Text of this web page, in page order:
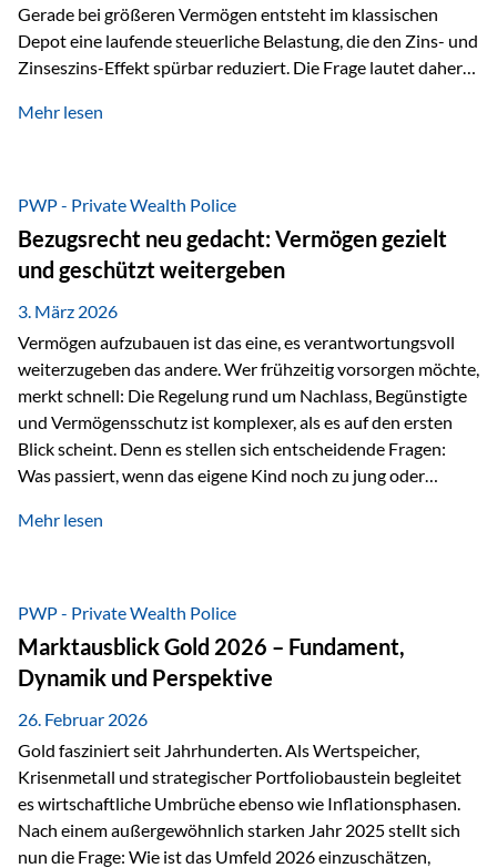
Gerade bei größeren Vermögen entsteht im klassischen
Depot eine laufende steuerliche Belastung, die den Zins- und
Zinseszins-Effekt spürbar reduziert. Die Frage lautet daher:
nicht laufend Kapital entziehen – sondern möglichst lange im
Privatdepot fallen an: Abgeltungssteuer Fondsbesteuerung
(Vorabpauschale, Teilfreistellung) Kein steuerlicher Abzug
der Vermögensverwaltungs-Gebühren /
Depotbankgebühren Jährliches Steuerreporting erforderlich
Zinsen, Dividenden und Kursgewinne werden laufend
besteuert.
Mehr lesen
PWP - Private Wealth Police
Bezugsrecht neu gedacht: Vermögen gezielt
und geschützt weitergeben
3. März 2026
Vermögen aufzubauen ist das eine, es verantwortungsvoll
weiterzugeben das andere. Wer frühzeitig vorsorgen möchte,
merkt schnell: Die Regelung rund um Nachlass, Begünstigte
und Vermögensschutz ist komplexer, als es auf den ersten
Blick scheint. Denn es stellen sich entscheidende Fragen:
Was passiert, wenn das eigene Kind noch zu jung oder
verwalten? Wie kann verhindert werden, dass Ex-Partner,
unbürokratisch übertragen, ohne ausschließlich auf ein
Testament angewiesen zu sein? Wenn klassische Lösungen
nicht ausreichen Traditionelle Nachlassregelungen stoßen
oft…
Mehr lesen
PWP - Private Wealth Police
Marktausblick Gold 2026 – Fundament,
Dynamik und Perspektive
26. Februar 2026
Gold fasziniert seit Jahrhunderten. Als Wertspeicher,
Krisenmetall und strategischer Portfoliobaustein begleitet
es wirtschaftliche Umbrüche ebenso wie Inflationsphasen.
Nach einem außergewöhnlich starken Jahr 2025 stellt sich
nun die Frage: Wie ist das Umfeld 2026 einzuschätzen,